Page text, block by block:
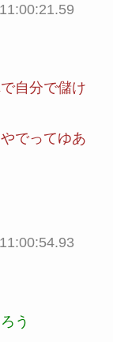
自分で儲け
でってゆあ
う